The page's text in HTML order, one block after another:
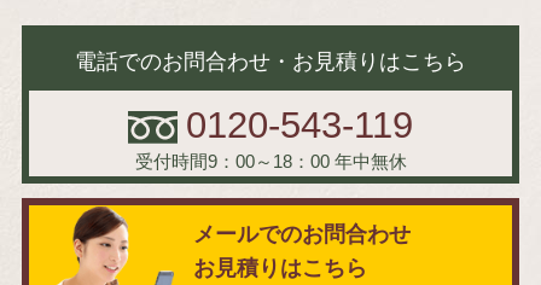
電話でのお問合わせ・お見積りはこちら
0120-543-119
受付時間9：00～18：00 年中無休
メールでのお問合わせ
お見積りはこちら